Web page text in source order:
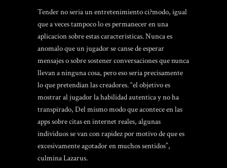
Tender no seri­a un entretenimiento ci?modo, igual
que a veces tampoco lo es permanecer en una
aplicacion sobre estas caracteristicas. Nunca es
anomalo que un jugador se canse de esperar
mensajes o sobre sostener conversaciones que nunca
llevan a ninguna cosa, pero eso seri­a precisamente
lo que pretendian las creadores. “el objetivo es
mostrar al jugador la habilidad autentica y no ha
transpirado, Del mismo modo que acontece en las
apps sobre citas en internet reales, algunas
individuos se van con rapidez por motivo de que es
excesivamente agotador en muchos sentidos”,
culmina Lazarus.